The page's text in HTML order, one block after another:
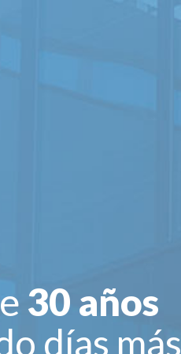
30 años
días más